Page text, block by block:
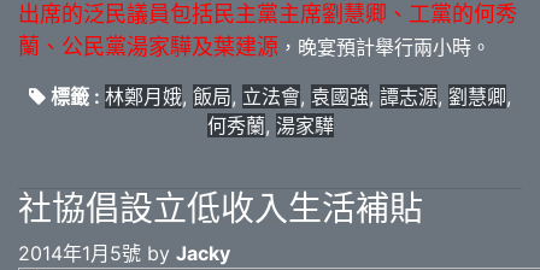
出席的泛民議員包括民主黨主席劉慧卿、工黨的何秀
蘭、公民黨湯家驊及葉建源 ，晚宴預計舉行兩小時。
標籤 : 林鄭月娥, 飯局, 立法會, 袁國強, 譚志源, 劉慧卿,
何秀蘭, 湯家驊
社協倡設立低收入生活補貼
2014年1月5號 by Jacky